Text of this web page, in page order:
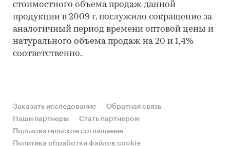
стоимостного объема продаж данной
продукции в 2009 г. послужило сокращение за
аналогичный период времени оптовой цены и
натурального объема продаж на 20 и 1,4%
соответственно.
Заказать исследование
Обратная связь
Наши партнеры
Стать партнером
Пользовательское соглашение
Политика обработки файлов cookie